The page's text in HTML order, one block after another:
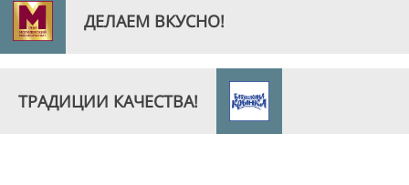
ДЕЛАЕМ ВКУСНО!
ТРАДИЦИИ КАЧЕСТВА!